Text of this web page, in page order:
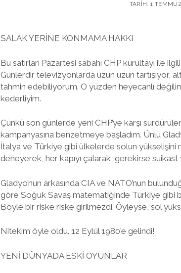
TARIH: 1
SALAK YERİNE KONMAMA HAKKI
Bu satırları Pazartesi sabahı CHP kurultayı ile
Günlerdir televizyonlarda uzun uzun tartışıyor,
tahmin edebiliyorum. O yüzden heyecanlı
kederliyim.
Çünkü son günlerde yeni CHP’ye karşı
kampanyasına benzetmeye başladım. Ünlü
İtalya ve Türkiye gibi ülkelerde solun yükselişini
deneyerek, her kapıyı çalarak, gerekirse suikast
Gladyo’nun arkasında CIA ve NATO’nun
göre Soğuk Savaş matematiğinde Türkiye gibi
Böyle bir riske riske girilmezdi. Öyleyse, sol
Nitekim öyle oldu. 12 Eylül 1980’e gelindi!
YENİ DÜNYADA ESKİ OYUNLAR